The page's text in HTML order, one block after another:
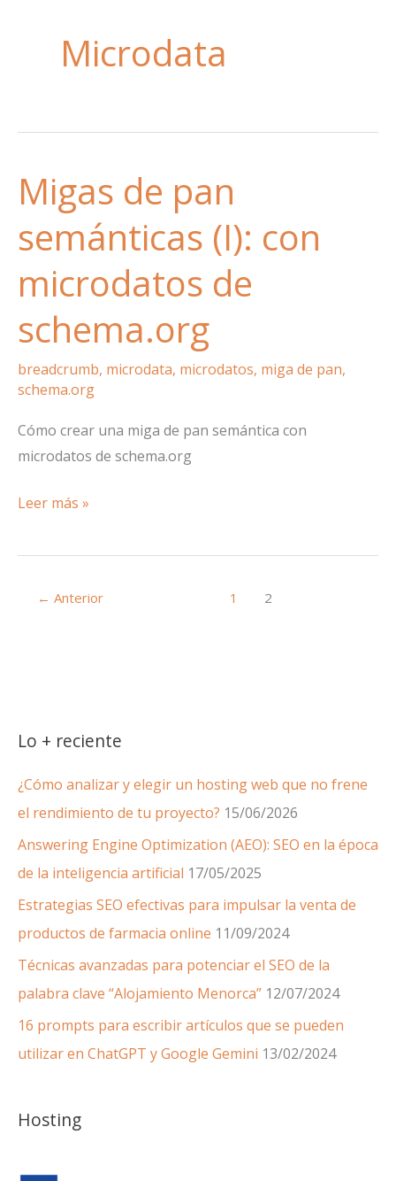
Microdata
Migas de pan
semánticas (I): con
microdatos de
schema.org
breadcrumb, microdata, microdatos, miga de pan,
schema.org
Cómo crear una miga de pan semántica con
microdatos de schema.org
Migas
pan
Leer más »
← Anterior 1 2
Lo + reciente
¿Cómo analizar y elegir un hosting web que no frene
el rendimiento de tu proyecto? 15/06/2026
Answering Engine Optimization (AEO): SEO en la época
de la inteligencia artificial 17/05/2025
Estrategias SEO efectivas para impulsar la venta de
productos de farmacia online 11/09/2024
Técnicas avanzadas para potenciar el SEO de la
palabra clave “Alojamiento Menorca” 12/07/2024
16 prompts para escribir artículos que se pueden
utilizar en ChatGPT y Google Gemini 13/02/2024
Hosting